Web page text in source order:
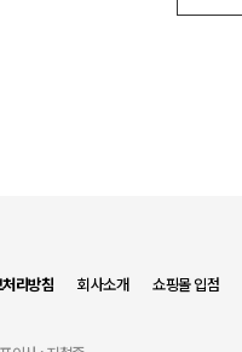
리방침 회사소개 쇼핑몰 입점